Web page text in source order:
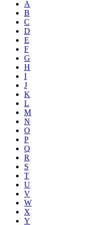
A
B
C
D
E
F
G
H
I
J
K
L
M
N
O
P
Q
R
S
T
U
V
W
X
Y